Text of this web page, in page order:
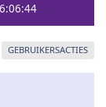
GEBRUIKERSACTIES